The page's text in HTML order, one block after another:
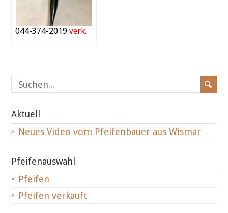
044-374-2019verk.
Aktuell
Neues Video vom Pfeifenbauer aus Wismar
Pfeifenauswahl
Pfeifen
Pfeifen verkauft